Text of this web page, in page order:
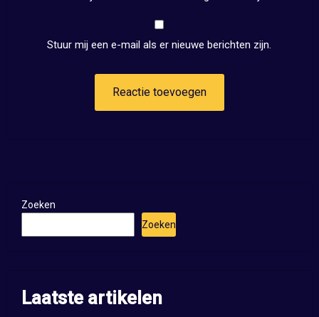
Stuur mij een e-mail als er nieuwe berichten zijn.
Zoeken
Zoeken
Laatste artikelen